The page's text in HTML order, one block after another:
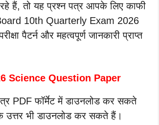
रहे हैं, तो यह प्रश्न पत्र आपके लिए काफी
10th Quarterly Exam 2026
पैटर्न और महत्वपूर्ण जानकारी प्राप्त
Science Question Paper
PDF फॉर्मेट में डाउनलोड कर सकते
उत्तर भी डाउनलोड कर सकते हैं।